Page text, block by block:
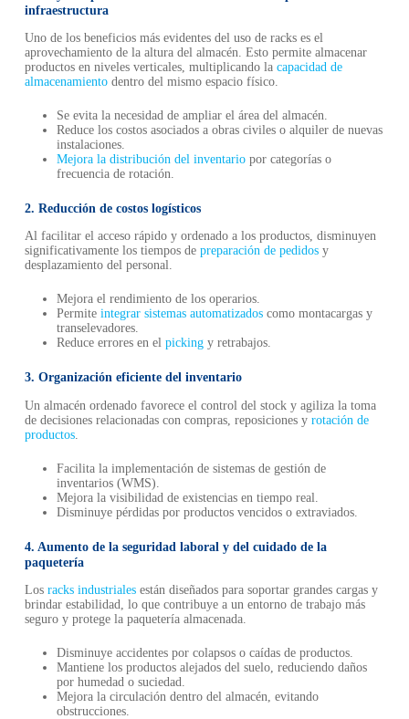
infraestructura
Uno de los beneficios más evidentes del uso de racks es el
aprovechamiento de la altura del almacén. Esto permite almacenar
productos en niveles verticales, multiplicando la capacidad de
almacenamientodentro del mismo espacio físico.
Se evita la necesidad de ampliar el área del almacén.
Reduce los costos asociados a obras civiles o alquiler de nuevas
instalaciones.
Mejora la distribución del inventariopor categorías o
frecuencia de rotación.
2. Reducción de costos logísticos
Al facilitar el acceso rápido y ordenado a los productos, disminuyen
significativamente los tiempos de preparación de pedidosy
desplazamiento del personal.
Mejora el rendimiento de los operarios.
Permite integrar sistemas automatizadoscomo montacargas y
transelevadores.
Reduce errores en el pickingy retrabajos.
3. Organización eficiente del inventario
Un almacén ordenado favorece el control del stock y agiliza la toma
de decisiones relacionadas con compras, reposiciones y rotación de
productos.
Facilita la implementación de sistemas de gestión de
inventarios (WMS).
Mejora la visibilidad de existencias en tiempo real.
Disminuye pérdidas por productos vencidos o extraviados.
4. Aumento de la seguridad laboral y del cuidado de la
paquetería
Los racks industrialesestán diseñados para soportar grandes cargas y
brindar estabilidad, lo que contribuye a un entorno de trabajo más
seguro y protege la paquetería almacenada.
Disminuye accidentes por colapsos o caídas de productos.
Mantiene los productos alejados del suelo, reduciendo daños
por humedad o suciedad.
Mejora la circulación dentro del almacén, evitando
obstrucciones.